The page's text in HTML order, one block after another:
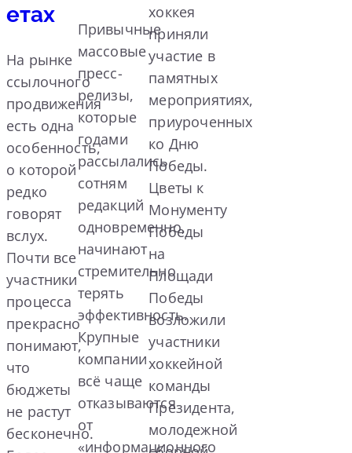
етах
На рынке
ссылочного
продвижения
есть одна
особенность,
о которой
редко
говорят
вслух.
Почти все
участники
процесса
прекрасно
понимают,
что
бюджеты
не растут
бесконечно.
Привычные
массовые
пресс-
релизы,
которые
годами
рассылались
сотням
редакций
одновременно,
начинают
стремительно
терять
эффективность.
Крупные
компании
всё чаще
отказываются
от
«информационного
хоккея
приняли
участие в
памятных
мероприятиях,
приуроченных
ко Дню
Победы.
Цветы к
Монументу
Победы
на
Площади
Победы
возложили
участники
хоккейной
команды
Президента,
молодежной